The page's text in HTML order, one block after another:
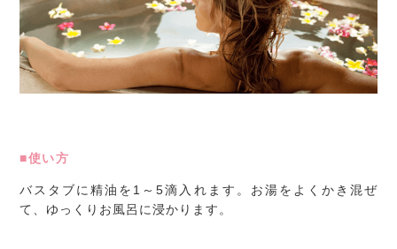
■使い方
バスタブに精油を1～5滴入れます。お湯をよくかき混ぜ
て、ゆっくりお風呂に浸かります。